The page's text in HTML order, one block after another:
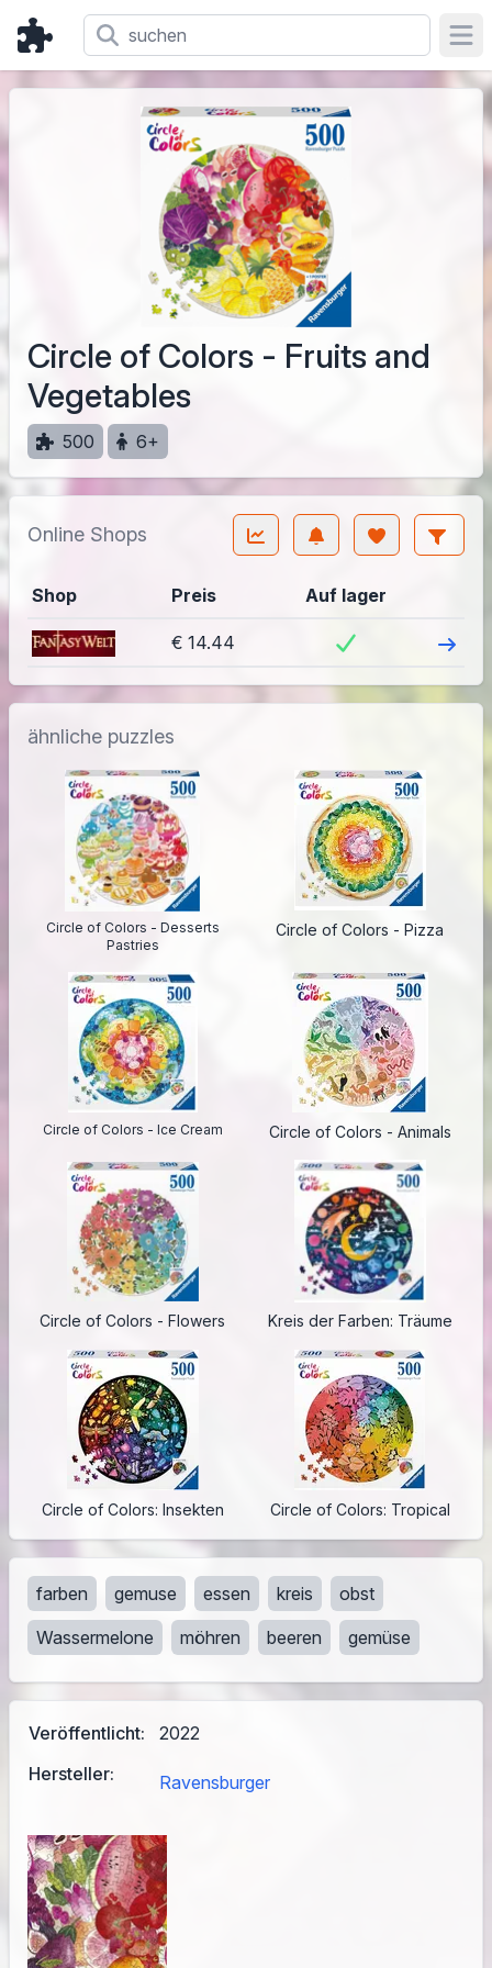
Circle of Colors - Fruits and
Vegetables
500 6+
Veröffentlicht:
2022
Hersteller:
Ravensburger
Online Shops
Shop Preis Auf lager
€ 14.44 Besuch
ähnliche puzzles
Circle of Colors - Desserts
Pastries
Circle of Colors - Pizza
Circle of Colors - Ice Cream Circle of Colors - Animals
Circle of Colors - Flowers Kreis der Farben: Träume
Circle of Colors: Insekten Circle of Colors: Tropical
farben gemuse essen kreis
obst
Wassermelone
möhren beeren gemüse